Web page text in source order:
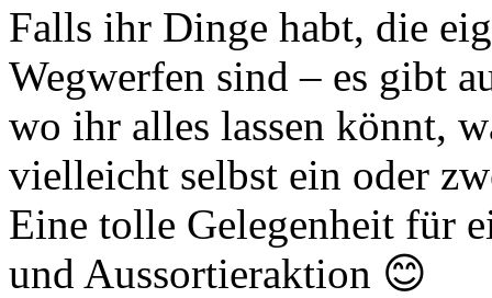
Falls ihr Dinge habt, die
Wegwerfen sind – es gibt
wo ihr alles lassen könnt,
vielleicht selbst ein oder
Eine tolle Gelegenheit für
und Aussortieraktion 😊